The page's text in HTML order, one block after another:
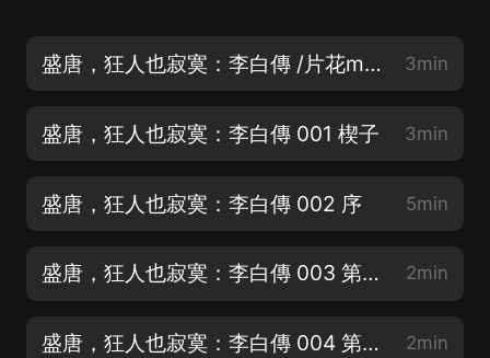
盛唐，狂人也寂寞：李白傳 /片花mp3 3min
盛唐，狂人也寂寞：李白傳 001 楔子 3min
盛唐，狂人也寂寞：李白傳 002 序 5min
盛唐，狂人也寂寞：李白傳 003 第一章 （1）李白出生 2min
盛唐，狂人也寂寞：李白傳 004 第一章 （2）幼年李白 2min